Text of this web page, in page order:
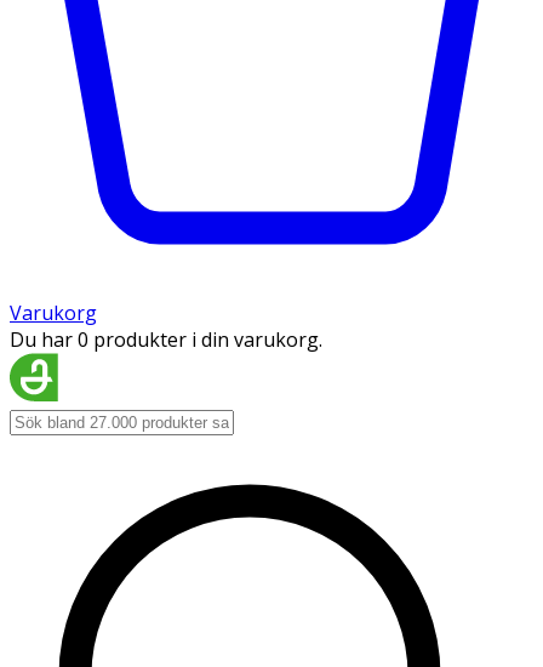
Varukorg
Du har 0 produkter i din varukorg.